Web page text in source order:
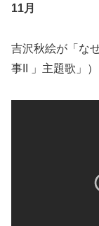
11月
吉沢秋絵が「な
事II 」主題歌」）